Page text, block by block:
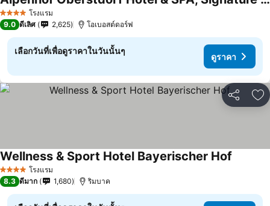
4 ดาว โรงแรม
9.0 ดีเลิศ 2,625 โอเบอสต์ดอร์ฟ
เลือกวันที่เพื่อดูราคาในวันนั้นๆ
ดูราคา
แชร์ เ
4 ดาว โรงแรม
Wellness & Sport Hotel Bayerischer Hof
8.3 ดีมาก 1,680 ริมบาค